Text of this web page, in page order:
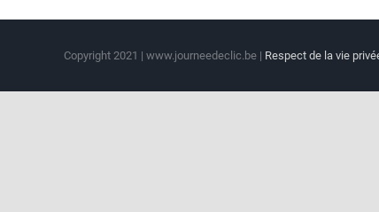
Copyright 2021 | www.journeedeclic.be | Respect de la vie